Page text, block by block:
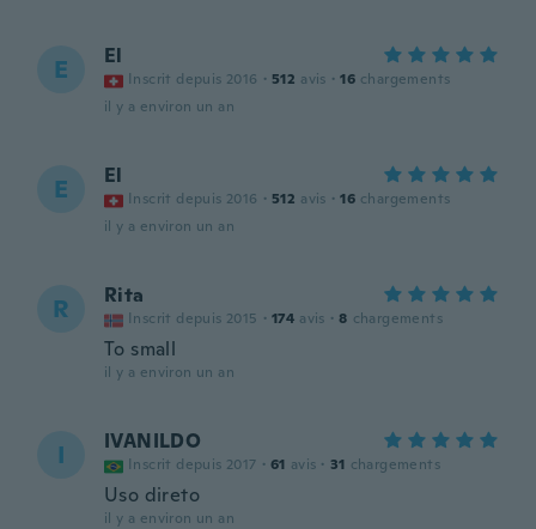
E El
Inscrit depuis 2016 · 512 avis · 16 chargements
il y a environ un an
E El
Inscrit depuis 2016 · 512 avis · 16 chargements
il y a environ un an
R Rita
Inscrit depuis 2015 · 174 avis · 8 chargements
To small
il y a environ un an
I IVANILDO
Inscrit depuis 2017 · 61 avis · 31 chargements
Uso direto
il y a environ un an